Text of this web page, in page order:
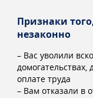
Признаки
незаконно
– Вас уволили
оплате труда
– Вам отказали в